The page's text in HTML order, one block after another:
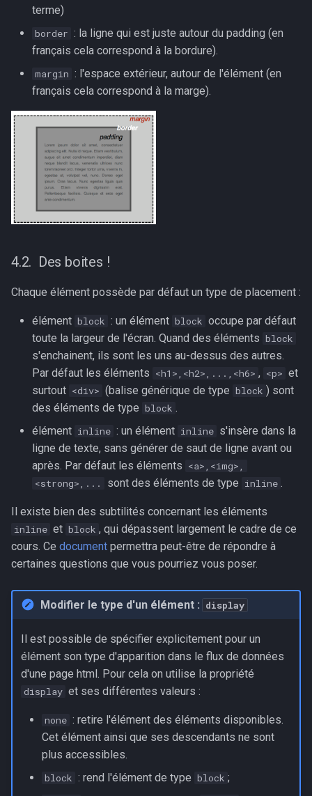
terme)
border : la ligne qui est juste autour du padding (en
français cela correspond à la bordure).
margin : l'espace extérieur, autour de l'élément (en
français cela correspond à la marge).
Des boites !
Chaque élément possède par défaut un type de placement :
élément block : un élément block occupe par défaut
toute la largeur de l'écran. Quand des éléments block
s'enchainent, ils sont les uns au-dessus des autres.
Par défaut les éléments <h1>,<h2>,...,<h6> , <p> et
surtout <div> (balise générique de type block ) sont
des éléments de type block
élément inline : un élément inline s'insère dans la
ligne de texte, sans générer de saut de ligne avant ou
après. Par défaut les éléments <a>,<img>,
<strong>,...
sont des éléments de type inline
Il existe bien des subtilités concernant les éléments
inline et block , qui dépassent largement le cadre de ce
cours. Ce document permettra peut-être de répondre à
certaines questions que vous pourriez vous poser.
Modifier le type d'un élément : display
Il est possible de spécifier explicitement pour un
élément son type d'apparition dans le flux de données
d'une page html. Pour cela on utilise la propriété
display et ses différentes valeurs :
none : retire l'élément des éléments disponibles.
Cet élément ainsi que ses descendants ne sont
plus accessibles.
block : rend l'élément de type block ;